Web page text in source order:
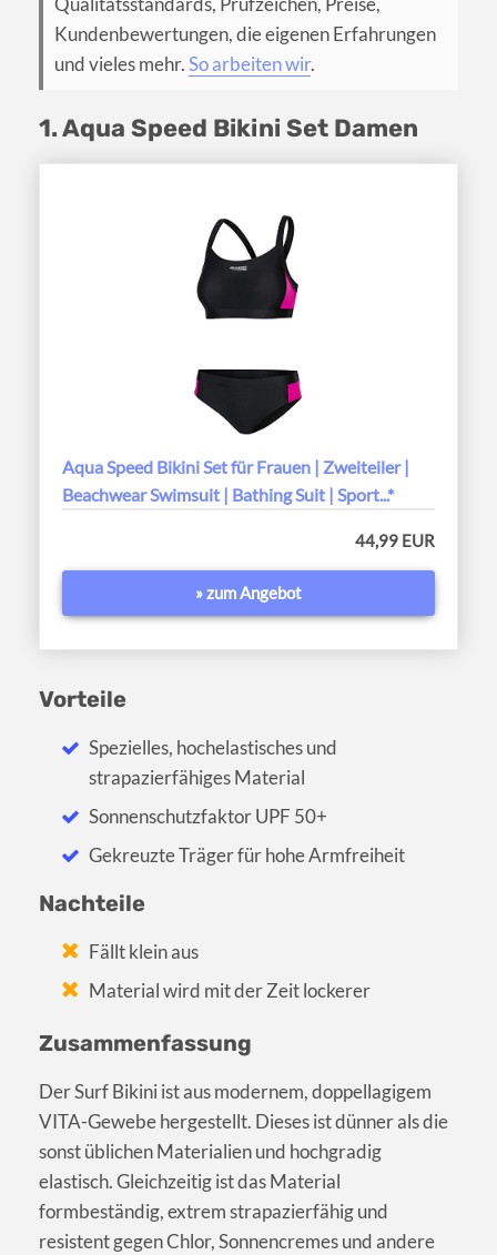
Kundenbewertungen, die eigenen Erfahrungen
und vieles mehr.So arbeiten wir.
1. Aqua Speed Bikini Set Damen
Aqua Speed Bikini Set für Frauen | Zweiteiler |
Beachwear Swimsuit | Bathing Suit | Sport...*
44,99 EUR
» zum Angebot
Vorteile
Spezielles, hochelastisches und
strapazierfähiges Material
Sonnenschutzfaktor UPF 50+
Gekreuzte Träger für hohe Armfreiheit
Nachteile
Fällt klein aus
Material wird mit der Zeit lockerer
Zusammenfassung
Der Surf Bikini ist aus modernem, doppellagigem
VITA-Gewebe hergestellt. Dieses ist dünner als die
sonst üblichen Materialien und hochgradig
elastisch. Gleichzeitig ist das Material
formbeständig, extrem strapazierfähig und
resistent gegen Chlor, Sonnencremes und andere